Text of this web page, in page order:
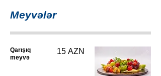
Meyvələr
Qarışıq
meyvə
15 AZN